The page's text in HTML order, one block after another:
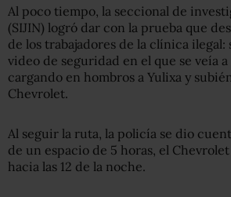
Al poco tiempo, la seccional de
(SIJIN) logró dar con la prueba que
de los trabajadores de la clínica ilegal:
video de seguridad en el que se veía
cargando en hombros a Yulixa y
Chevrolet.
Al seguir la ruta, la policía se dio
de un espacio de 5 horas, el
hacia las 12 de la noche.